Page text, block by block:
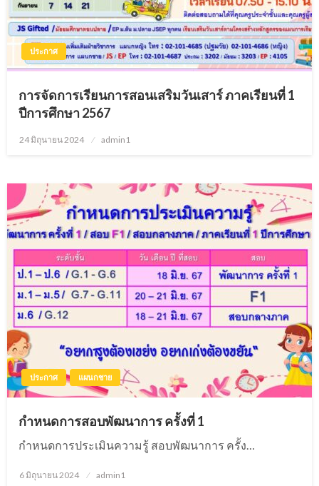
ประกาศ
การจัดการเรียนการสอนเสริมวันเสาร์ ภาคเรียนที่ 1
ปีการศึกษา 2567
Posted
24 มิถุนายน 2024 admin1
ประกาศ แผนกชาย
กำหนดการสอบพัฒนาการ ครั้งที่ 1
กำหนดการประเมินความรู้ สอบพัฒนาการ ครั้ง…
Posted
6 มิถุนายน 2024 admin1